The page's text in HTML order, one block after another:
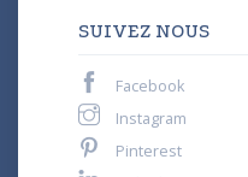
SUIVEZ NOUS
Facebook
Instagram
Pinterest